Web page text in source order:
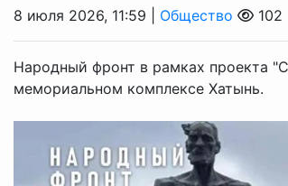
8 июля 2026, 11:59 | Общество 102
Народный фронт в рамках проекта
мемориальном комплексе Хатынь.